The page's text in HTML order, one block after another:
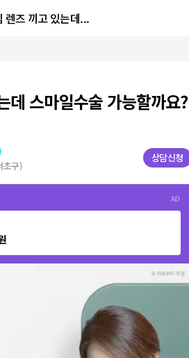
렌즈 끼고 있는데...
데 스마일수술 가능할까요?
초구)
상담신청